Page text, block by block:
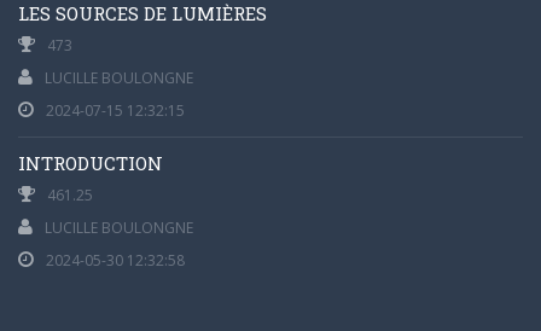
LES SOURCES DE LUMIÈRES
473
LUCILLE BOULONGNE
2024-07-15 12:32:15
INTRODUCTION
461.25
LUCILLE BOULONGNE
2024-05-30 12:32:58